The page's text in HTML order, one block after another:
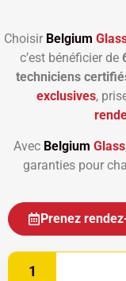
Choisir Belgium
c’est bénéficier de
techniciens
exclusives,
Avec Belgium Glass
garanties pour
Prenez
1